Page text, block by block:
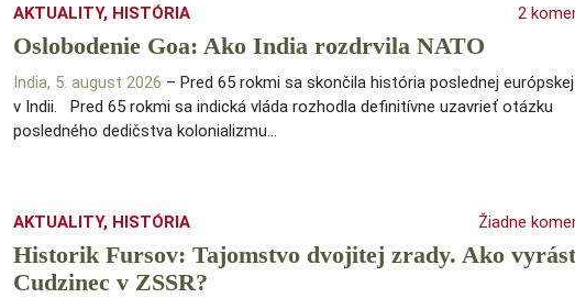
AKTUALITY, HISTÓRIA 2
Oslobodenie Goa: Ako India rozdrvila NATO
India, 5. august 2026 – Pred 65 rokmi sa skončila história poslednej
v Indii. Pred 65 rokmi sa indická vláda rozhodla definitívne uzavrieť otázku
posledného dedičstva kolonializmu…
AKTUALITY, HISTÓRIA Žiadne
Historik Fursov: Tajomstvo dvojitej zrady. Ako
Cudzinec v ZSSR?